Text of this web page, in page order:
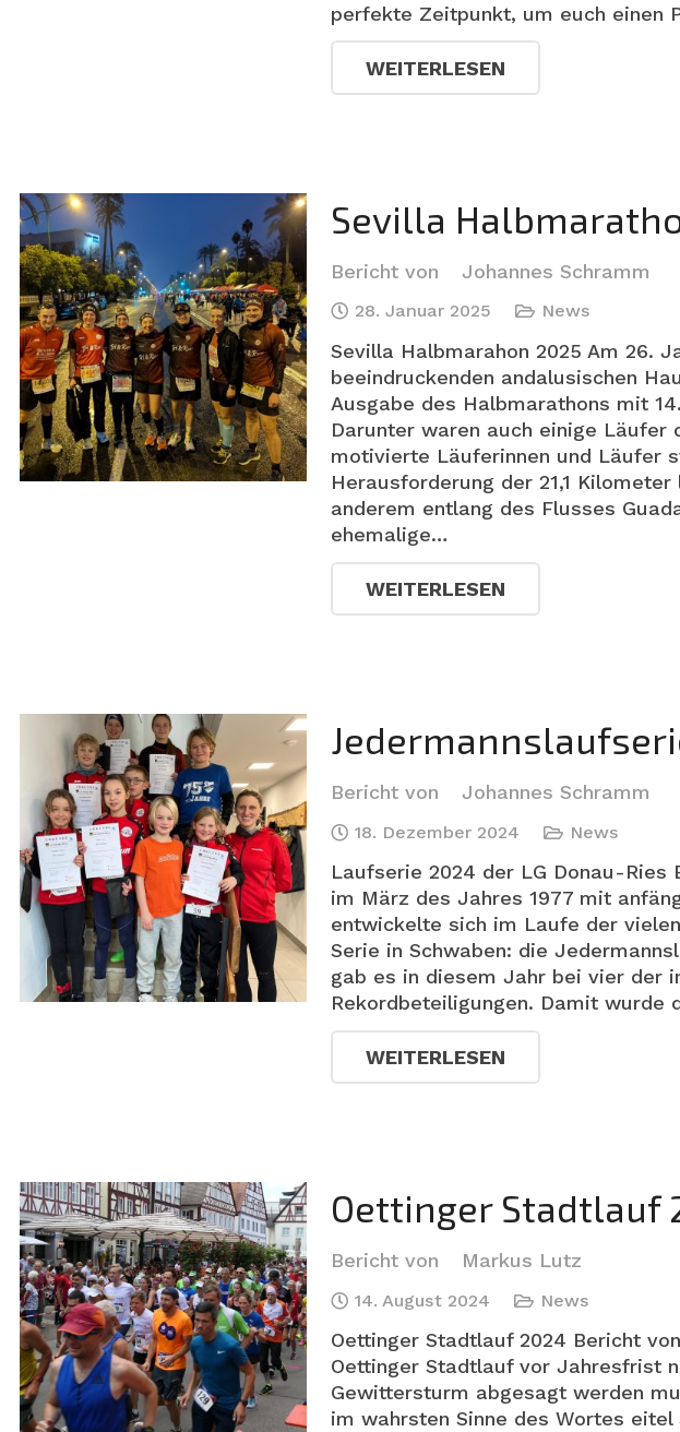
perfekte Zeitpunkt, um euch einen
WEITERLESEN
Sevilla
Bericht von Johannes Schramm
28. Januar 2025 News
Sevilla Halbmarahon 2025 Am 26.
beeindruckenden andalusischen
Ausgabe des Halbmarathons mit
Darunter waren auch einige Läufer
motivierte Läuferinnen und Läufer
Herausforderung der 21,1
anderem entlang des Flusses
ehemalige…
WEITERLESEN
Bericht von Johannes Schramm
18. Dezember 2024 News
Laufserie 2024 der LG Donau-Ries
im März des Jahres 1977 mit
entwickelte sich im Laufe der
Serie in Schwaben: die
gab es in diesem Jahr bei vier der
Rekordbeteiligungen. Damit wurde
WEITERLESEN
Oettinger Stadtlauf
Bericht von Markus Lutz
14. August 2024 News
Oettinger Stadtlauf 2024 Bericht
Oettinger Stadtlauf vor Jahresfrist
Gewittersturm abgesagt werden
im wahrsten Sinne des Wortes eitel